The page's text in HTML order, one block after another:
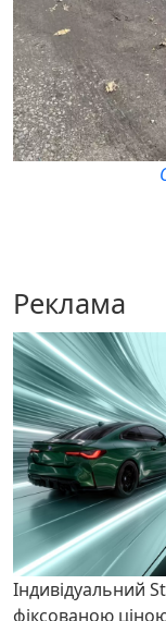
Реклама
Індивідуальний
фіксованою